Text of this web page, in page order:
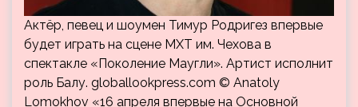
Актёр, певец и шоумен Тимур Родригез впервые
будет играть на сцене МХТ им. Чехова в
спектакле «Поколение Маугли». Артист исполнит
роль Балу. globallookpress.com © Anatoly
Lomokhov «16 апреля впервые на Основной